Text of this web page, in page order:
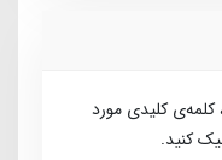
کلیدی مورد
کنید.